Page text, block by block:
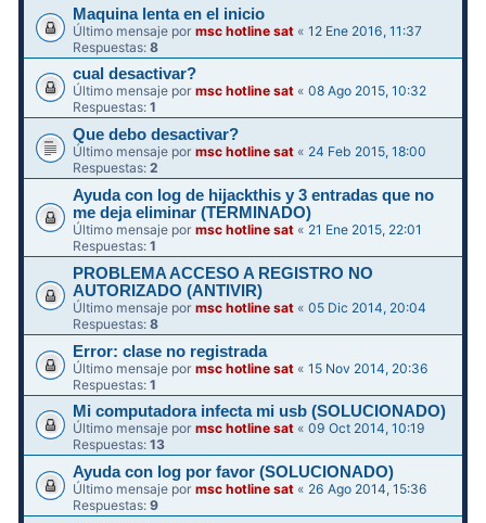
Maquina lenta en el inicio
Último mensaje pormsc hotline sat «12 Ene 2016, 11:37
Respuestas:8
cual desactivar?
Último mensaje pormsc hotline sat «08 Ago 2015, 10:32
Respuestas:1
Que debo desactivar?
Último mensaje pormsc hotline sat « 24 Feb 2015, 18:00
Respuestas:2
Ayuda con log de hijackthis y 3 entradas que no
me deja eliminar (TERMINADO)
Último mensaje pormsc hotline sat « 21 Ene 2015, 22:01
Respuestas:1
PROBLEMA ACCESO A REGISTRO NO
AUTORIZADO (ANTIVIR)
Último mensaje pormsc hotline sat «05 Dic 2014, 20:04
Respuestas:8
Error: clase no registrada
Último mensaje pormsc hotline sat «15 Nov 2014, 20:36
Respuestas:1
Mi computadora infecta mi usb (SOLUCIONADO)
Último mensaje pormsc hotline sat «09 Oct 2014, 10:19
Respuestas:13
Ayuda con log por favor (SOLUCIONADO)
Último mensaje pormsc hotline sat « 26 Ago 2014, 15:36
Respuestas:9